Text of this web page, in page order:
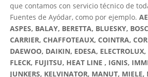
que contamos con servicio técnico de
Fuentes de Ayódar, como por ejemplo.
ASPES, BALAY, BERETTA, BLUESKY,
CARRIER, CHAFFOTEAUX, COINTRA,
DAEWOO, DAIKIN, EDESA, ELECTROLUX,
FLECK, FUJITSU, HEAT LINE , IGNIS,
JUNKERS, KELVINATOR, MANUT,